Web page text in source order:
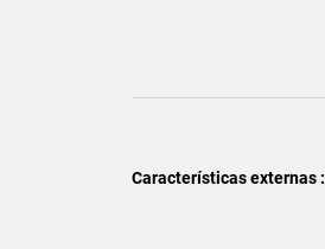
Características externas :